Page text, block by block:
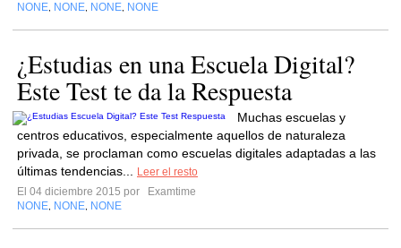
NONE NONE NONE NONE
¿Estudias en una Escuela Digital?
Este Test te da la Respuesta
Muchas escuelas y
centros educativos, especialmente aquellos de naturaleza
privada, se proclaman como escuelas digitales adaptadas a las
últimas tendencias...
Leer el resto
El 04 diciembre 2015 por
Examtime
NONE NONE NONE